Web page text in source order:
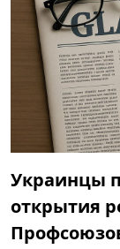
Украинцы
открытия